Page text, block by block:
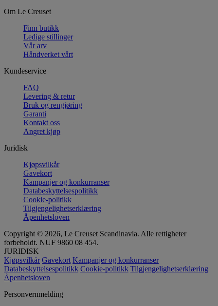
Om Le Creuset
Finn butikk
Ledige stillinger
Vår arv
Håndverket vårt
Kundeservice
FAQ
Levering & retur
Bruk og rengjøring
Garanti
Kontakt oss
Angret kjøp
Juridisk
Kjøpsvilkår
Gavekort
Kampanjer og konkurranser
Databeskyttelsespolitikk
Cookie-politikk
Tilgjengelighetserklæring
Åpenhetsloven
Copyright © 2026, Le Creuset Scandinavia. Alle rettigheter
forbeholdt. NUF 9860 08 454.
JURIDISK
Kjøpsvilkår Gavekort Kampanjer og konkurranser
Databeskyttelsespolitikk Cookie-politikk Tilgjengelighetserklæring
Åpenhetsloven
Personvernmelding